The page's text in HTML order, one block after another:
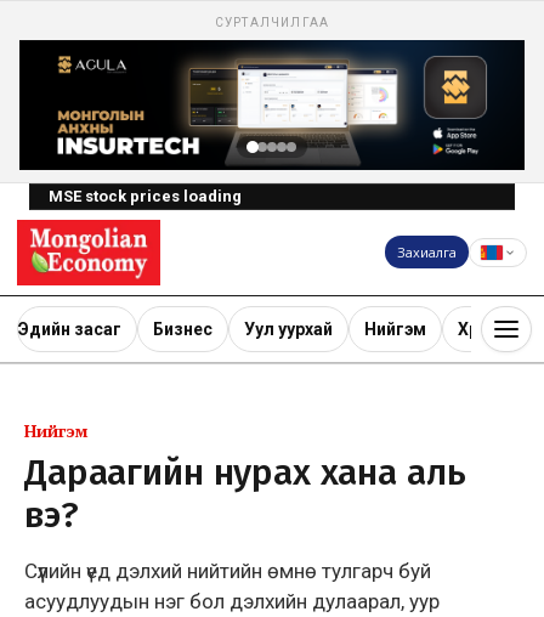
СУРТАЛЧИЛГАА
MSE stock prices loading
Захиалга
Эдийн засаг Бизнес Уул уурхай Нийгэм Хөрөнгө
Нийгэм
Дараагийн нурах хана аль
вэ?
Сүүлийн үед дэлхий нийтийн өмнө тулгарч буй
асуудлуудын нэг бол дэлхийн дулаарал, уур